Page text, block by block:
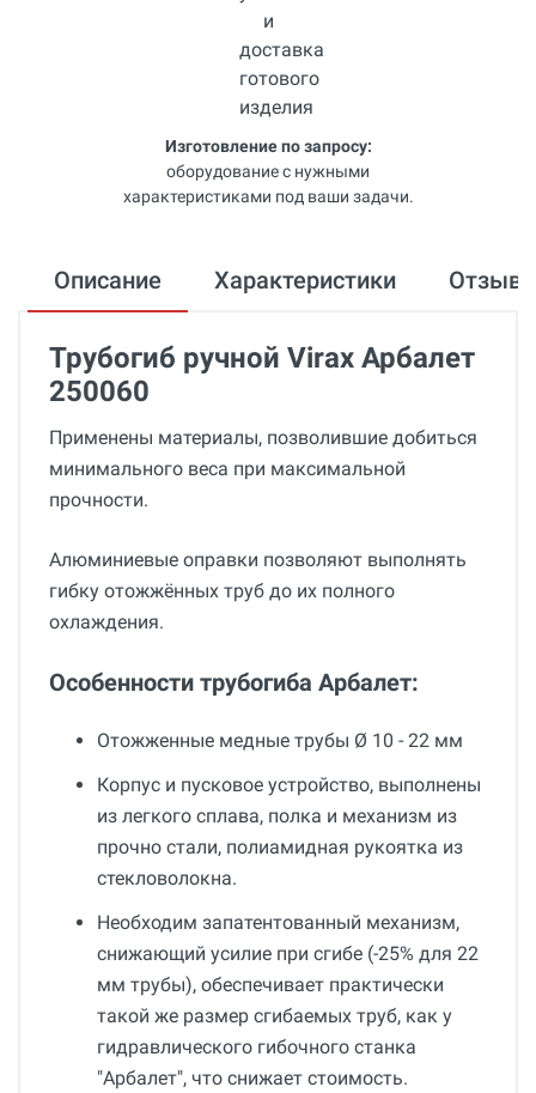
Изготовление по запросу:
оборудование с нужными
характеристиками под ваши задачи.
Описание Характеристики
Трубогиб ручной Virax Арбалет
250060
Применены материалы, позволившие добиться
минимального веса при максимальной
прочности.
Алюминиевые оправки позволяют выполнять
гибку отожжённых труб до их полного
охлаждения.
Особенности трубогиба Арбалет:
Отожженные медные трубы Ø 10 - 22 мм
Корпус и пусковое устройство, выполнены
из легкого сплава, полка и механизм из
прочно стали, полиамидная рукоятка из
стекловолокна.
Необходим запатентованный механизм,
снижающий усилие при сгибе (-25% для 22
мм трубы), обеспечивает практически
такой же размер сгибаемых труб, как у
гидравлического гибочного станка
"Арбалет", что снижает стоимость.